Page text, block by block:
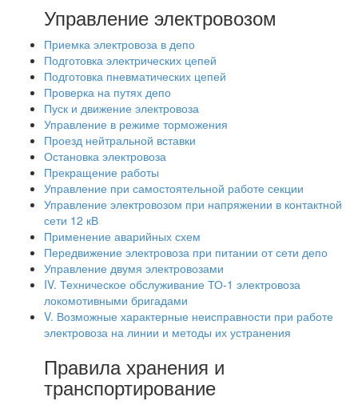
Управление электровозом
Приемка электровоза в депо
Подготовка электрических цепей
Подготовка пневматических цепей
Проверка на путях депо
Пуск и движение электровоза
Управление в режиме торможения
Проезд нейтральной вставки
Остановка электровоза
Прекращение работы
Управление при самостоятельной работе секции
Управление электровозом при напряжении в контактной
сети 12 кВ
Применение аварийных схем
Передвижение электровоза при питании от сети депо
Управление двумя электровозами
IV. Техническое обслуживание ТО-1 электровоза
локомотивными бригадами
V. Возможные характерные неисправности при работе
электровоза на линии и методы их устранения
Правила хранения и
транспортирование